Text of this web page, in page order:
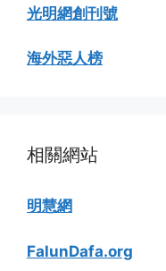
光明網創刊號
海外惡人榜
相關網站
明慧網
FalunDafa.org